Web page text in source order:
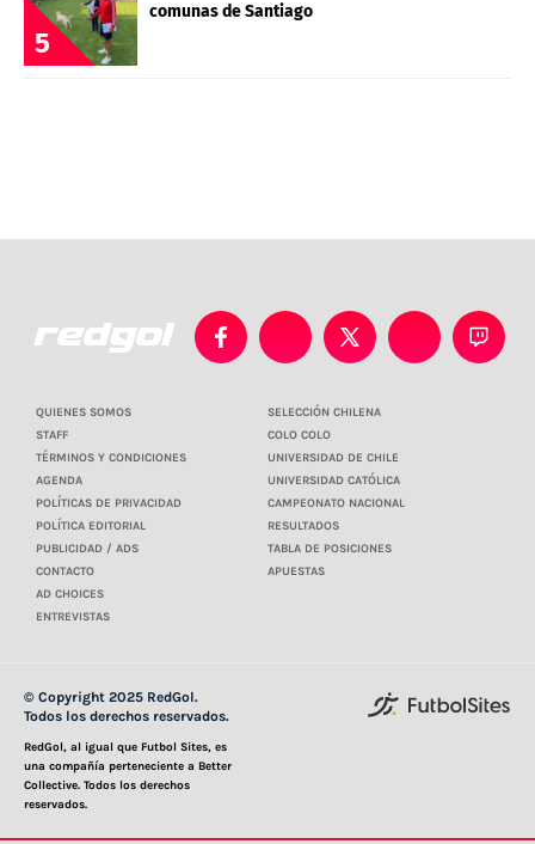
Términos y Condiciones
5
comunas de Santiago
QUIENES SOMOS
STAFF
TÉRMINOS Y CONDICIONES
AGENDA
POLÍTICAS DE PRIVACIDAD
POLÍTICA EDITORIAL
PUBLICIDAD / ADS
CONTACTO
AD CHOICES
ENTREVISTAS
SELECCIÓN CHILENA
COLO COLO
UNIVERSIDAD DE CHILE
UNIVERSIDAD CATÓLICA
CAMPEONATO NACIONAL
RESULTADOS
TABLA DE POSICIONES
APUESTAS
© Copyright 2025 RedGol.
Todos los derechos reservados.
RedGol, al igual que Futbol Sites, es
una compañía perteneciente a Better
Collective. Todos los derechos
reservados.